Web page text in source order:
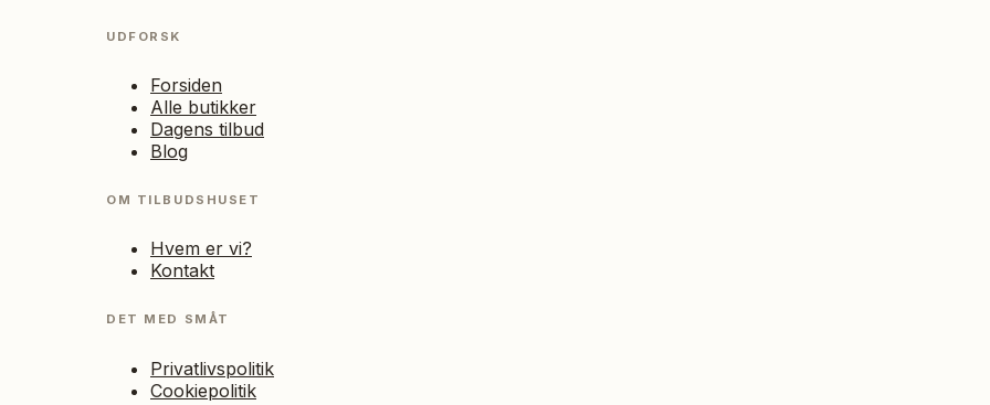
UDFORSK
Forsiden
Alle butikker
Dagens tilbud
Blog
OM TILBUDSHUSET
Hvem er vi?
Kontakt
DET MED SMÅT
Privatlivspolitik
Cookiepolitik